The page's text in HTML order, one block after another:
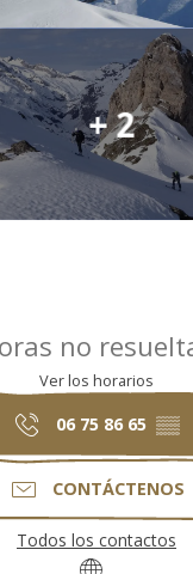
+ 2
no
Ver los horarios
06 75 86 65 ▒▒
CONTÁCTENOS
Todos los contactos